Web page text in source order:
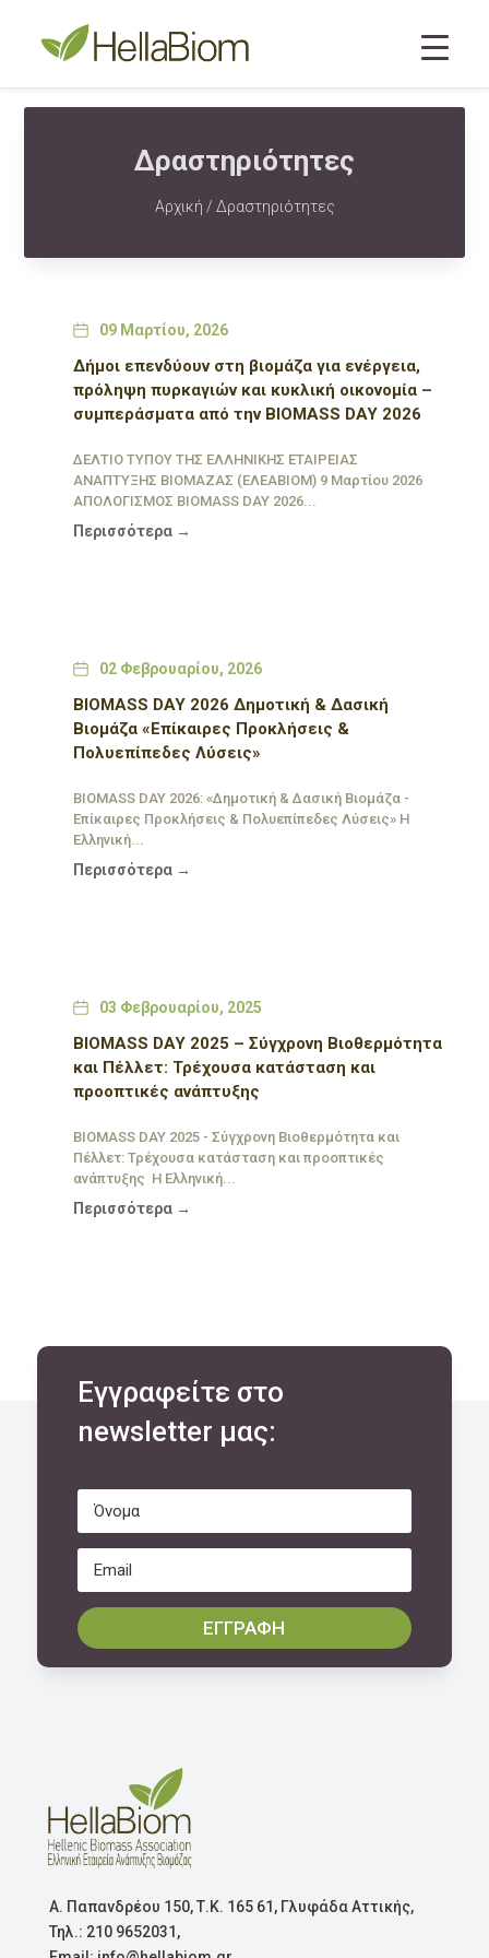
Δραστηριότητες
Αρχική / Δραστηριότητες
Δήμοι επενδύουν στη βιομάζα για ενέργεια,
πρόληψη πυρκαγιών και κυκλική οικονομία –
συμπεράσματα από την BIOMASS DAY 2026
Date09 Μαρτίου, 2026
ΔΕΛΤΙΟ ΤΥΠOY ΤΗΣ ΕΛΛΗΝΙΚΗΣ ΕΤΑΙΡΕΙΑΣ
ΑΝΑΠΤΥΞΗΣ ΒΙΟΜΑΖΑΣ (ΕΛΕΑΒΙΟΜ) 9 Μαρτίου 2026
ΑΠΟΛΟΓΙΣΜΟΣ BIOMASS DAY 2026...
Περισσότερα →
BIOMASS DAY 2026 Δημοτική & Δασική
Βιομάζα «Επίκαιρες Προκλήσεις &
Πολυεπίπεδες Λύσεις»
Date02 Φεβρουαρίου, 2026
BIOMASS DAY 2026: «Δημοτική & Δασική Βιομάζα -
Επίκαιρες Προκλήσεις & Πολυεπίπεδες Λύσεις» Η
Ελληνική...
Περισσότερα →
BIOMASS DAY 2025 – Σύγχρονη Βιοθερμότητα
και Πέλλετ: Τρέχουσα κατάσταση και
προοπτικές ανάπτυξης
Date03 Φεβρουαρίου, 2025
BIOMASS DAY 2025 - Σύγχρονη Βιοθερμότητα και
Πέλλετ: Τρέχουσα κατάσταση και προοπτικές
ανάπτυξης Η Ελληνική...
Περισσότερα →
Εγγραφείτε στο
newsletter μας:
ΕΓΓΡΑΦΗ
Α. Παπανδρέου 150, Τ.Κ. 165 61, Γλυφάδα Αττικής,
Τηλ.: 210 9652031,